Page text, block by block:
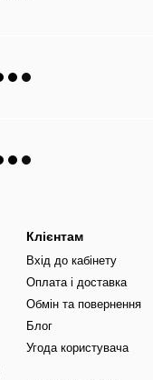
Клієнтам
Вхід до кабінету
Оплата і доставка
Обмін та повернення
Блог
Угода користувача